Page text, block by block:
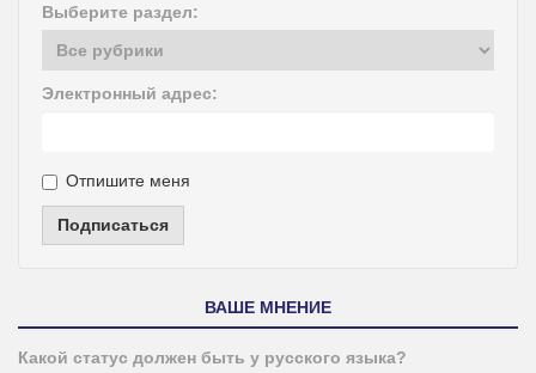
Выберите раздел:
Электронный адрес:
Отпишите меня
Подписаться
ВАШЕ МНЕНИЕ
Какой статус должен быть у русского языка?